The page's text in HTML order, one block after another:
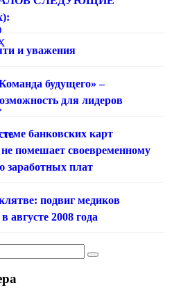
и уважения
будущего» –
для лидеров
банковских карт
помешает своевременному
заработных плат
подвиг медиков
августе 2008 года